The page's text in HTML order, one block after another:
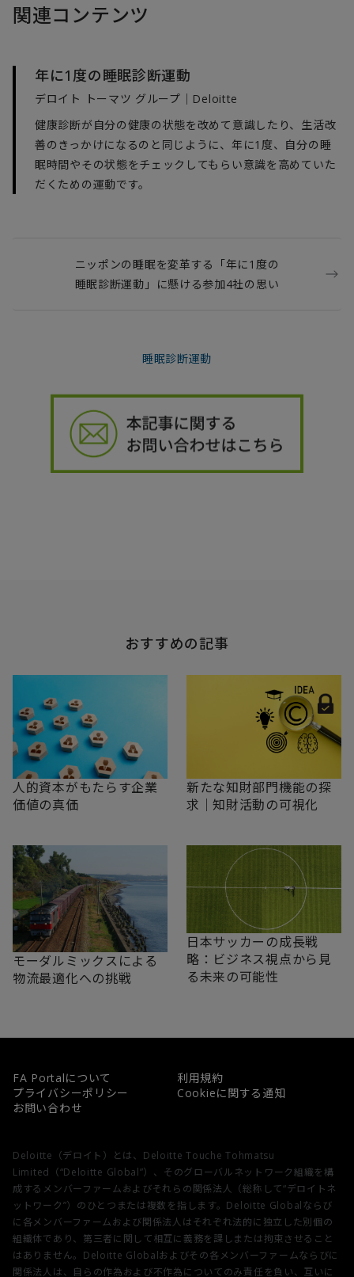
関連コンテンツ
年に1度の睡眠診断運動
デロイト トーマツ グループ｜Deloitte
健康診断が自分の健康の状態を改めて意識したり、生活改
善のきっかけになるのと同じように、年に1度、自分の睡
眠時間やその状態をチェックしてもらい意識を高めていた
だくための運動です。
ニッポンの睡眠を変革する「年に1度の
睡眠診断運動」に懸ける参加4社の思い
睡眠診断運動
おすすめの記事
人的資本がもたらす企業
価値の真価
新たな知財部門機能の探
求｜知財活動の可視化
モーダルミックスによる
物流最適化への挑戦
日本サッカーの成長戦
略：ビジネス視点から見
る未来の可能性
FA Portalについて
利用規約
プライバシーポリシー
Cookieに関する通知
お問い合わせ
Deloitte（デロイト）とは、Deloitte Touche Tohmatsu
Limited（“Deloitte Global”）、そのグローバルネットワーク組織を構
成するメンバーファームおよびそれらの関係法人（総称して“デロイトネ
ットワーク”）のひとつまたは複数を指します。Deloitte Globalならび
に各メンバーファームおよび関係法人はそれぞれ法的に独立した別個の
組織体であり、第三者に関して相互に義務を課しまたは拘束させること
はありません。Deloitte Globalおよびその各メンバーファームならびに
関係法人は、自らの作為および不作為についてのみ責任を負い、互いに